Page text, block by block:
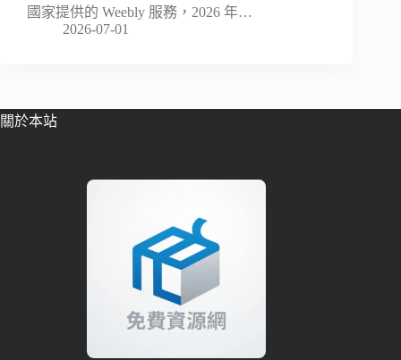
國家提供的 Weebly 服務，2026 年…
2026-07-01
關於本站